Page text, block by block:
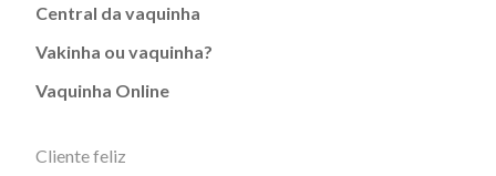
Central da vaquinha
Vakinha ou vaquinha?
Vaquinha Online
Cliente feliz